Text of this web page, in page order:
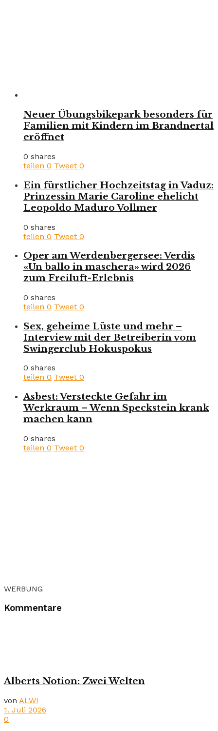
Neuer Übungsbikepark besonders für
Familien mit Kindern im Brandnertal
eröffnet
0 shares
teilen 0 Tweet 0
Ein fürstlicher Hochzeitstag in Vaduz:
Prinzessin Marie Caroline ehelicht
Leopoldo Maduro Vollmer
0 shares
teilen 0 Tweet 0
Oper am Werdenbergersee: Verdis
«Un ballo in maschera» wird 2026
zum Freiluft-Erlebnis
0 shares
teilen 0 Tweet 0
Sex, geheime Lüste und mehr –
Interview mit der Betreiberin vom
Swingerclub Hokuspokus
0 shares
teilen 0 Tweet 0
Asbest: Versteckte Gefahr im
Werkraum – Wenn Speckstein krank
machen kann
0 shares
teilen 0 Tweet 0
WERBUNG
Kommentare
Alberts Notion: Zwei Welten
von ALWI
1. Juli 2026
0